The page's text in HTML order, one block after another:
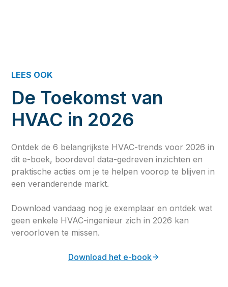
LEES OOK
De Toekomst van
HVAC in 2026
Ontdek de 6 belangrijkste HVAC-trends voor 2026 in
dit e-boek, boordevol data-gedreven inzichten en
praktische acties om je te helpen voorop te blijven in
een veranderende markt.
Download vandaag nog je exemplaar en ontdek wat
geen enkele HVAC-ingenieur zich in 2026 kan
veroorloven te missen.
Download het e-book